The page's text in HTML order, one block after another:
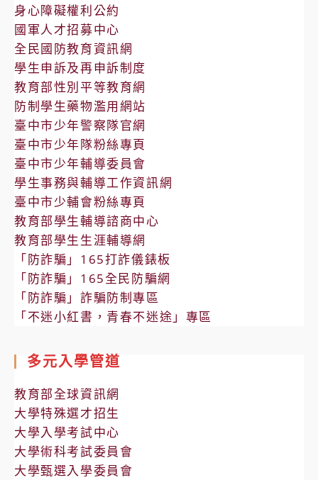
身心障礙權利公約
國軍人才招募中心
全民國防教育資訊網
學生申訴及再申訴制度
教育部性別平等教育網
防制學生藥物濫用網站
臺中市少年警察隊官網
臺中市少年隊粉絲專頁
臺中市少年輔導委員會
學生事務與輔導工作資訊網
臺中市少輔會粉絲專頁
教育部學生輔導諮商中心
教育部學生生涯輔導網
「防詐騙」165打詐儀錶板
「防詐騙」165全民防騙網
「防詐騙」詐騙防制專區
「不迷小紅書，青春不迷途」專區
多元入學管道
教育部全球資訊網
大學特殊選才招生
大學入學考試中心
大學術科考試委員會
大學甄選入學委員會